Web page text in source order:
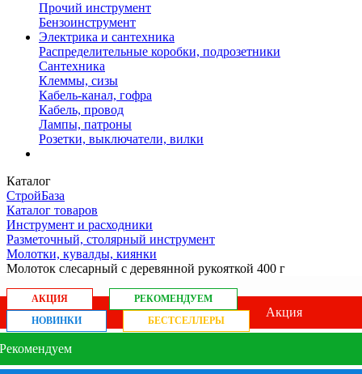
Прочий инструмент
Бензоинструмент
Электрика и сантехника
Распределительные коробки, подрозетники
Сантехника
Клеммы, сизы
Кабель-канал, гофра
Кабель, провод
Лампы, патроны
Розетки, выключатели, вилки
Каталог
СтройБаза
Каталог товаров
Инструмент и расходники
Разметочный, столярный инструмент
Молотки, кувалды, киянки
Молоток слесарный с деревянной рукояткой 400 г
АКЦИЯ
РЕКОМЕНДУЕМ
НОВИНКИ
БЕСТСЕЛЛЕРЫ
Акция
Рекомендуем